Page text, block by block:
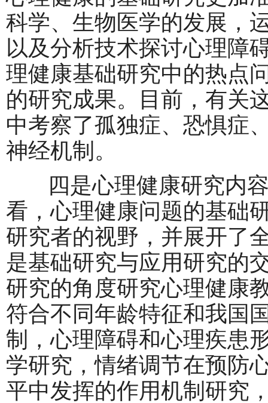
科学、生物医学的发展，
以及分析技术探讨心理障
理健康基础研究中的热点
的研究成果。目前，有关
中考察了孤独症、恐惧症
神经机制。
四是心理健康研究内容
看，心理健康问题的基础
研究者的视野，并展开了
是基础研究与应用研究的
研究的角度研究心理健康
符合不同年龄特征和我国
制，心理障碍和心理疾患
学研究，情绪调节在预防
平中发挥的作用机制研究